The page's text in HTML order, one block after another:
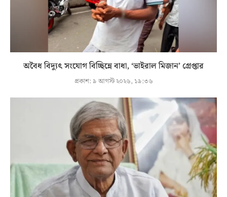
অবৈধ বিদ্যুৎ সংযোগ বিচ্ছিন্নে বাধা, ‘ভাইরাল মিজান’ গ্রেপ্তার
প্রকাশ: ৯ আগস্ট ২০২৬, ১৯:৩৬